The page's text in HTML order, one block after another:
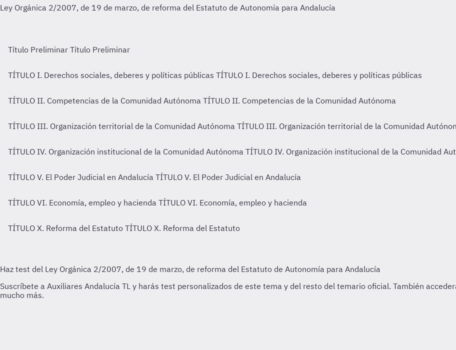
Título Preliminar Título Preliminar
TÍTULO I. Derechos sociales, deberes y políticas públicas TÍTULO I. Derechos sociales, deberes y políticas públicas
TÍTULO II. Competencias de la Comunidad Autónoma TÍTULO II. Competencias de la Comunidad Autónoma
TÍTULO III. Organización territorial de la Comunidad Autónoma TÍTULO III. Organización territorial de la Comunidad
TÍTULO IV. Organización institucional de la Comunidad Autónoma TÍTULO IV. Organización institucional de la Comunidad
TÍTULO V. El Poder Judicial en Andalucía TÍTULO V. El Poder Judicial en Andalucía
TÍTULO VI. Economía, empleo y hacienda TÍTULO VI. Economía, empleo y hacienda
TÍTULO X. Reforma del Estatuto TÍTULO X. Reforma del Estatuto